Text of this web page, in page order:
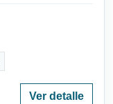
Ver detalle